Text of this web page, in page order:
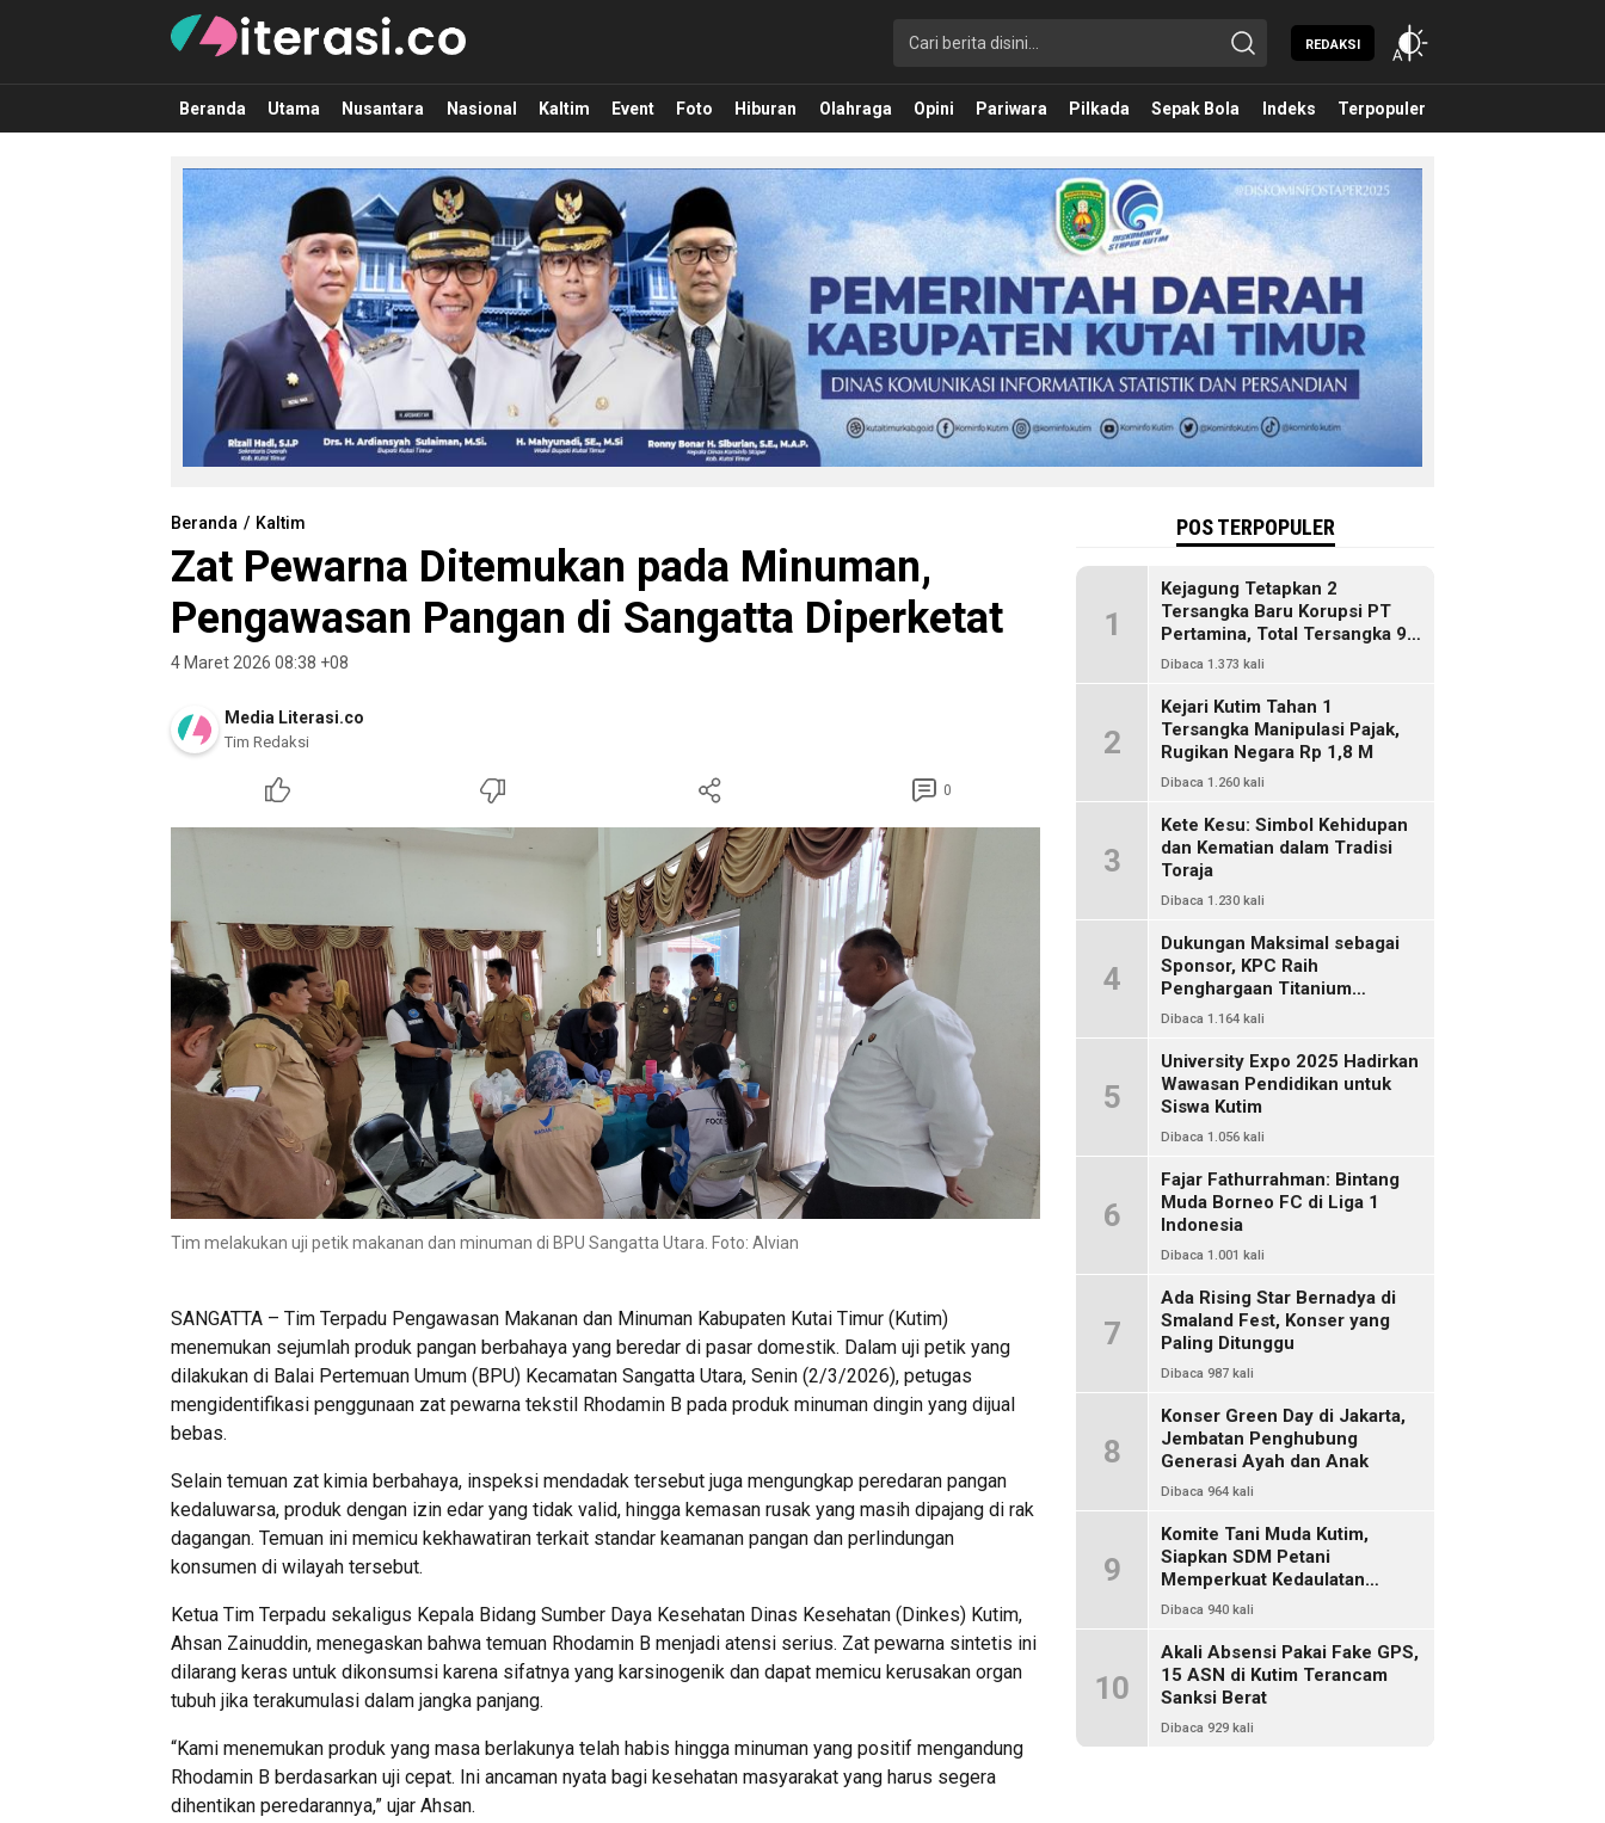
Literasi.co
Pilar Informasi
REDAKSI
Beranda Utama Nusantara Nasional Kaltim Event Foto Hiburan Olahraga Opini Pariwara Pilkada Sepak Bola Indeks Terpopuler
Beranda Kaltim
Zat Pewarna Ditemukan pada Minuman,
Pengawasan Pangan di Sangatta Diperketat
4 Maret 2026 08:38 +08
Media Literasi.co
Tim Redaksi
0
Tim melakukan uji petik makanan dan minuman di BPU Sangatta Utara. Foto: Alvian
SANGATTA – Tim Terpadu Pengawasan Makanan dan Minuman Kabupaten Kutai Timur (Kutim)
menemukan sejumlah produk pangan berbahaya yang beredar di pasar domestik. Dalam uji petik yang
dilakukan di Balai Pertemuan Umum (BPU) Kecamatan Sangatta Utara, Senin (2/3/2026), petugas
mengidentifikasi penggunaan zat pewarna tekstil Rhodamin B pada produk minuman dingin yang dijual
bebas.
Selain temuan zat kimia berbahaya, inspeksi mendadak tersebut juga mengungkap peredaran pangan
kedaluwarsa, produk dengan izin edar yang tidak valid, hingga kemasan rusak yang masih dipajang di rak
dagangan. Temuan ini memicu kekhawatiran terkait standar keamanan pangan dan perlindungan
konsumen di wilayah tersebut.
Ketua Tim Terpadu sekaligus Kepala Bidang Sumber Daya Kesehatan Dinas Kesehatan (Dinkes) Kutim,
Ahsan Zainuddin, menegaskan bahwa temuan Rhodamin B menjadi atensi serius. Zat pewarna sintetis ini
dilarang keras untuk dikonsumsi karena sifatnya yang karsinogenik dan dapat memicu kerusakan organ
tubuh jika terakumulasi dalam jangka panjang.
“Kami menemukan produk yang masa berlakunya telah habis hingga minuman yang positif mengandung
Rhodamin B berdasarkan uji cepat. Ini ancaman nyata bagi kesehatan masyarakat yang harus segera
dihentikan peredarannya,” ujar Ahsan.
POS TERPOPULER
1
Kejagung Tetapkan 2
Tersangka Baru Korupsi PT
Pertamina, Total Tersangka 9
Orang
Dibaca 1.373 kali
2
Kejari Kutim Tahan 1
Tersangka Manipulasi Pajak,
Rugikan Negara Rp 1,8 M
Dibaca 1.260 kali
3
Kete Kesu: Simbol Kehidupan
dan Kematian dalam Tradisi
Toraja
Dibaca 1.230 kali
4
Dukungan Maksimal sebagai
Sponsor, KPC Raih
Penghargaan Titanium
Pemkab Kutim
Dibaca 1.164 kali
5
University Expo 2025 Hadirkan
Wawasan Pendidikan untuk
Siswa Kutim
Dibaca 1.056 kali
6
Fajar Fathurrahman: Bintang
Muda Borneo FC di Liga 1
Indonesia
Dibaca 1.001 kali
7
Ada Rising Star Bernadya di
Smaland Fest, Konser yang
Paling Ditunggu
Dibaca 987 kali
8
Konser Green Day di Jakarta,
Jembatan Penghubung
Generasi Ayah dan Anak
Dibaca 964 kali
9
Komite Tani Muda Kutim,
Siapkan SDM Petani
Memperkuat Kedaulatan
Pangan
Dibaca 940 kali
10
Akali Absensi Pakai Fake GPS,
15 ASN di Kutim Terancam
Sanksi Berat
Dibaca 929 kali